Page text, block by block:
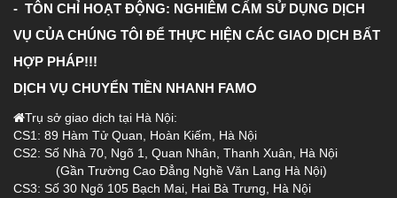
Web : chuyentiennhanh247.vn
Hotline:0979.111.961
- TÔN CHỈ HOẠT ĐỘNG: NGHIÊM CẤM SỬ DỤNG DỊCH
VỤ CỦA CHÚNG TÔI ĐỂ THỰC HIỆN CÁC GIAO DỊCH BẤT
HỢP PHÁP!!!
DỊCH VỤ CHUYỂN TIỀN NHANH FAMO
Trụ sở giao dịch tại Hà Nội:
CS1: 89 Hàm Tử Quan, Hoàn Kiếm, Hà Nội
CS2: Số Nhà 70, Ngõ 1, Quan Nhân, Thanh Xuân, Hà Nội
(Gần Trường Cao Đẳng Nghề Văn Lang Hà Nội)
CS3: Số 30 Ngõ 105 Bạch Mai, Hai Bà Trưng, Hà Nội